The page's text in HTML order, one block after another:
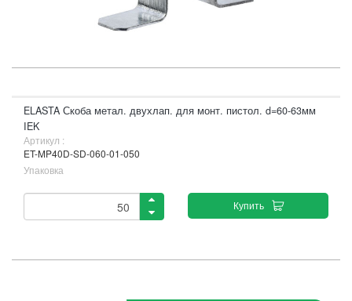
ELASTA Скоба метал. двухлап. для монт. пистол. d=60-63мм
IEK
Артикул :
ET-MP40D-SD-060-01-050
Упаковка
Купить